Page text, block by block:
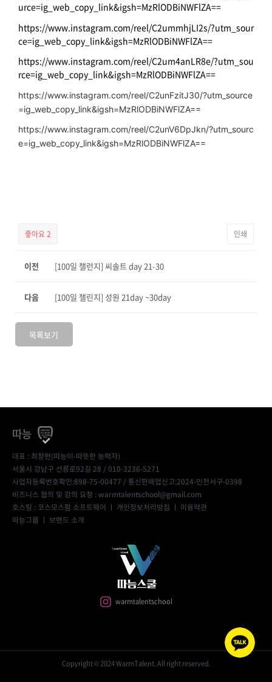
urce=ig_web_copy_link&igsh=MzRlODBiNWFlZA==
https://www.instagram.com/reel/C2ummhjLI2s/?utm_sour
ce=ig_web_copy_link&igsh=MzRlODBiNWFlZA==
https://www.instagram.com/reel/C2um4anLR8e/?utm_sou
rce=ig_web_copy_link&igsh=MzRlODBiNWFlZA==
https://www.instagram.com/reel/C2unFzitJ30/?utm_source
=ig_web_copy_link&igsh=MzRlODBiNWFlZA==
https://www.instagram.com/reel/C2unV6DpJkn/?utm_sourc
e=ig_web_copy_link&igsh=MzRlODBiNWFlZA==
좋아요2 인쇄
이전 [100일 챌런지] 씨솔트 day 21-30
[100일 챌린지] 성원 21day ~30day
다음
목록보기
따능
대표 : 최창현(따능이-따뜻한 능력자)
서울시 강남구 선릉로92길 28 / 010-3236-5271
사업자등록번호확인:898-75-00477 / 통신판매업신고:2024-인천서구-0398
비즈니스 협의 및 강의 요청 : warmtalentschool@gmail.com
호스팅 : 코스모스팜 소프트웨어 ㅣ 개인정보처리방침 ㅣ 이용약관
따능그룹 ㅣ 브랜드 소개
warmtalentschool
Copyright © 2024 WarmTalent. All right reserved.